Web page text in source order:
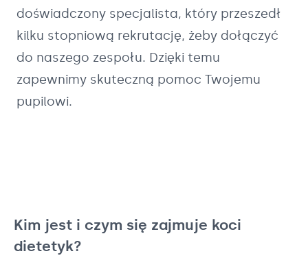
doświadczony specjalista, który przeszedł
kilku stopniową rekrutację, żeby dołączyć
do naszego zespołu. Dzięki temu
zapewnimy skuteczną pomoc Twojemu
pupilowi.
Kim jest i czym się zajmuje koci
dietetyk?